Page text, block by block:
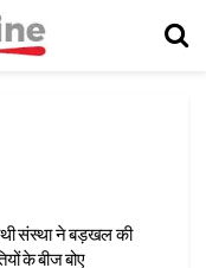
संस्था ने बड़खल की
के बीज बोए